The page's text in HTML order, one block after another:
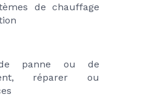
de chauffage
panne ou de
réparer ou